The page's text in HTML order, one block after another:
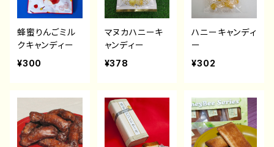
蜂蜜りんごミル
クキャンディー
¥300
マヌカハニーキ
ャンディー
¥378
ハニーキャンディ
ー
¥302